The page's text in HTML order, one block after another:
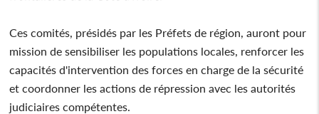
Ces comités, présidés par les Préfets de région, auront pour
mission de sensibiliser les populations locales, renforcer les
capacités d'intervention des forces en charge de la sécurité
et coordonner les actions de répression avec les autorités
judiciaires compétentes.